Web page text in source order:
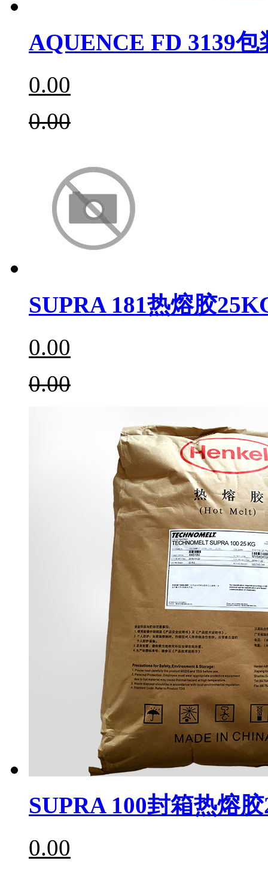
AQUENCE FD 3139包
0.00
0.00
SUPRA 181热熔胶
0.00
0.00
SUPRA 100封箱热熔
0.00